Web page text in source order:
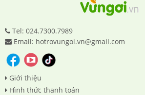
Tel: 024.7300.7989
Email: hotrovungoi.vn@gmail.com
Giới thiệu
Hình thức thanh toán